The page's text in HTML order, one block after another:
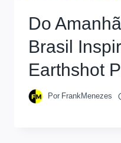
Do
Brasil
Earthshot
Por FrankMenezes